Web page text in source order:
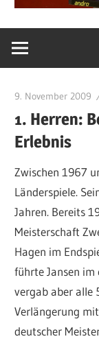
9. November 2009
1. Herren:
Erlebnis
Zwischen 1967
Länderspiele.
Jahren. Bereits
Meisterschaft
Hagen im
führte Jansen im
vergab aber alle
Verlängerung
deutscher